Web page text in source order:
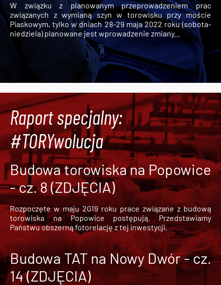
W związku z planowanym przeprowadzeniem prac
związanych z wymianą szyn w torowisku przy moście
Piaskowym, tylko w dniach 28-29 maja 2022 roku (sobota-
niedziela) planowane jest wprowadzenie zmiany...
Raport specjalny:
#TORYwolucja
Budowa torowiska na Popowice
- cz. 8 (ZDJĘCIA)
Rozpoczęte w maju 2019 roku prace związane z budową
torowiska na Popowice
postępują. Przedstawiamy
Państwu obszerną fotorelację z tej inwestycji.
Budowa TAT na Nowy Dwór - cz.
14 (ZDJĘCIA)